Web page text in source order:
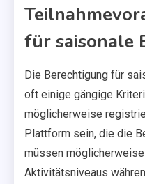
für saisonale
Die Berechtigung für
oft einige gängige
möglicherweise
Plattform sein, die die
müssen
Aktivitätsniveaus